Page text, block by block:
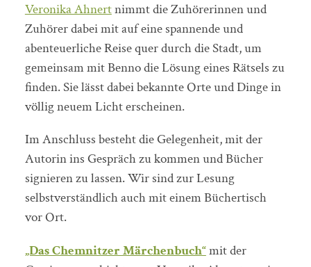
Veronika Ahnertnimmt die Zuhörerinnen und
Zuhörer dabei mit auf eine spannende und
abenteuerliche Reise quer durch die Stadt, um
gemeinsam mit Benno die Lösung eines Rätsels zu
finden. Sie lässt dabei bekannte Orte und Dinge in
völlig neuem Licht erscheinen.
Im Anschluss besteht die Gelegenheit, mit der
Autorin ins Gespräch zu kommen und Bücher
signieren zu lassen. Wir sind zur Lesung
selbstverständlich auch mit einem Büchertisch
vor Ort.
„Das Chemnitzer Märchenbuch“mit der